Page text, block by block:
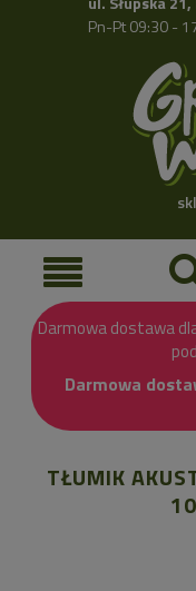
Pn-Pt 09:30 -
Darmowa dostawa
Darmowa
TŁUMIK